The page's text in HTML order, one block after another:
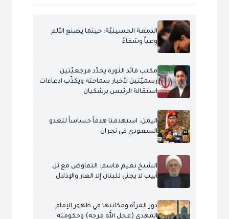
الدمعة الحسينيّة: حينما يصنع الألم
وعياً وشفاءً
مكتب قائد الثورة يحدّد مرجعيّتين
رسميّتين لأخبار سماحته ويكذّب ادعاءات
استقالة الرئيس بزشكيان
اليمن: استهدفنا هدفاً حساساً للعدو
السعودي في نجران
الشيخ نعيم قاسم: التفاوض مع تل
أبيب لا يجني للبنان إلا العار والإذلال
دور المرأة ومكانتها في ظهور الإمام
المهدي (عجل الله فرجه) وحكومته